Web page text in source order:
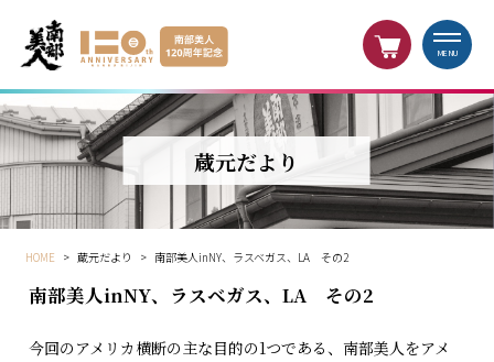
MENU
蔵元だより
HOME > 蔵元だより > 南部美人inNY、ラスベガス、LA その2
南部美人inNY、ラスベガス、LA その2
今回のアメリカ横断の主な目的の1つである、南部美人をアメ